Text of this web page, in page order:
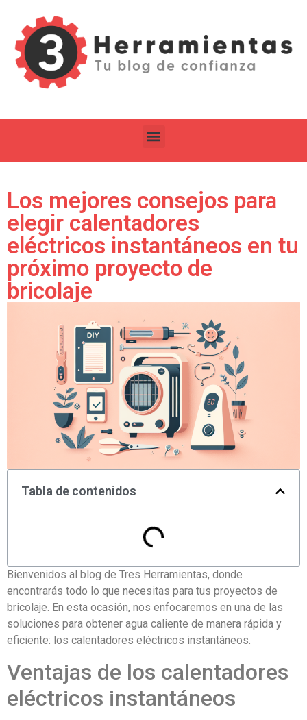
Los mejores consejos para
elegir calentadores
eléctricos instantáneos en tu
próximo proyecto de
bricolaje
Tabla de contenidos
Bienvenidos al blog de Tres Herramientas, donde
encontrarás todo lo que necesitas para tus proyectos de
bricolaje. En esta ocasión, nos enfocaremos en una de las
soluciones para obtener agua caliente de manera rápida y
eficiente: los calentadores eléctricos instantáneos.
Ventajas de los calentadores
eléctricos instantáneos